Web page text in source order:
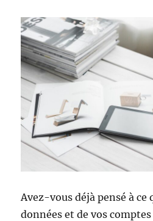
Avez-vous déjà pensé à ce
données et de vos